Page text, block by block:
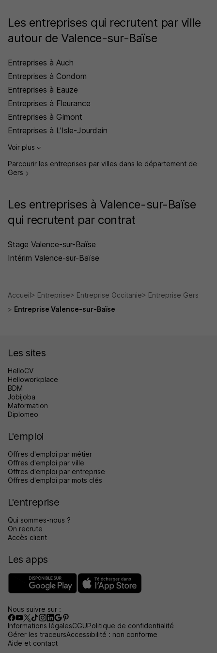
Les entreprises qui recrutent par ville
autour de Valence-sur-Baïse
Entreprises à Auch
Entreprises à Condom
Entreprises à Eauze
Entreprises à Fleurance
Entreprises à Gimont
Entreprises à L'Isle-Jourdain
Voir plus
Parcourir les entreprises par villes dans le département de
Gers
Les entreprises à Valence-sur-Baïse
qui recrutent par contrat
Stage Valence-sur-Baïse
Intérim Valence-sur-Baïse
Accueil Entreprise Entreprise Occitanie
Entreprise Gers
Entreprise Valence-sur-Baïse
Les sites
HelloCV
Helloworkplace
BDM
Jobijoba
Maformation
Diplomeo
L'emploi
Offres d'emploi par métier
Offres d'emploi par ville
Offres d'emploi par entreprise
Offres d'emploi par mots clés
L'entreprise
Qui sommes-nous ?
On recrute
Accès client
Les apps
Nous suivre sur :
Informations légalesCGUPolitique de confidentialité
Gérer les traceursAccessibilité : non conforme
Aide et contact